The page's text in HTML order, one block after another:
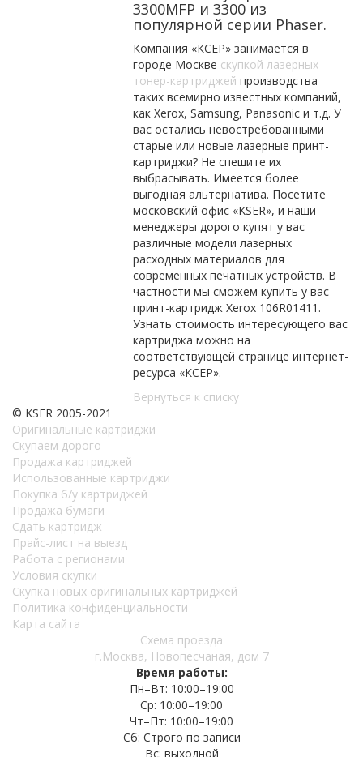
3300MFP и 3300 из
популярной серии Phaser.
Компания «КСЕР» занимается в
городе Москве скупкой лазерных
тонер-картриджей производства
таких всемирно известных компаний,
как Xerox, Samsung, Panasonic и т.д. У
вас остались невостребованными
старые или новые лазерные принт-
картриджи? Не спешите их
выбрасывать. Имеется более
выгодная альтернатива. Посетите
московский офис «KSER», и наши
менеджеры дорого купят у вас
различные модели лазерных
расходных материалов для
современных печатных устройств. В
частности мы сможем купить у вас
принт-картридж Xerox 106R01411.
Узнать стоимость интересующего вас
картриджа можно на
соответствующей странице интернет-
ресурса «КСЕР».
Вернуться к списку
© KSER 2005-2021
Оригинальные картриджи
Скупаем дорого
Продажа картриджей
Использованные картриджи
Покупка б/у картриджей
Продажа бумаги
Сдать картридж
Прайс-лист на выезд
Работа с регионами
Условия скупки
Скупка новых оригинальных картриджей
Политика конфиденциальности
Карта сайта
Схема проезда
г.Москва, Новопесчаная, дом 7
Время работы:
Пн–Вт: 10:00–19:00
Ср: 10:00–19:00
Чт–Пт: 10:00–19:00
Сб: Строго по записи
Вс: выходной